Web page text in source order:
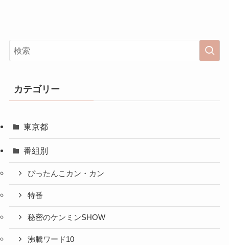
カテゴリー
東京都
番組別
ぴったんこカン・カン
特番
秘密のケンミンSHOW
沸騰ワード10